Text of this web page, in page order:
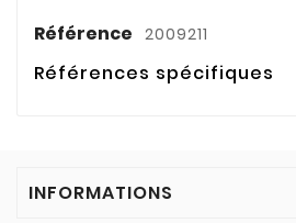
Référence 2009211
Références spécifiques
INFORMATIONS